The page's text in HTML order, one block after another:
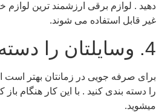
دهید . لوازم برقی ارزشمند ترین
غیر قابل استفاده می شوند.
4. وسایلتان را دسته بندی کنید
برای صرفه جویی در زمانتان بهتر است
را دسته بندی کنید . با این کار هنگام
میشوید.